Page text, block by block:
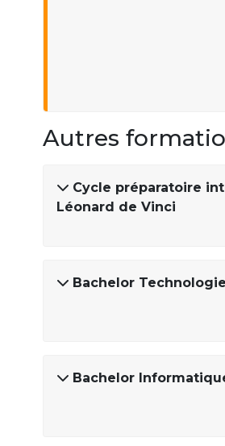
Autres
Cycle préparatoire
Léonard de Vinci
Bachelor
Bachelor